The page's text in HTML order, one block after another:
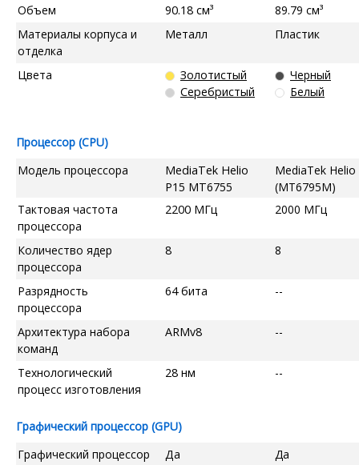
Объем
90.18 см³
89.79 см³
Материалы корпуса и
отделка
Металл Пластик
Цвета
Золотистый
Серебристый
Черный
Белый
Процессор (CPU)
Модель процессора
MediaTek Helio
P15 MT6755
MediaTek Helio
(MT6795M)
Тактовая частота
процессора
2200 МГц 2000 МГц
Количество ядер
процессора
8 8
Разрядность
процессора
64 бита --
Архитектура набора
команд
ARMv8 --
Технологический
процесс изготовления
28 нм --
Графический процессор (GPU)
Графический процессор
Да
Да